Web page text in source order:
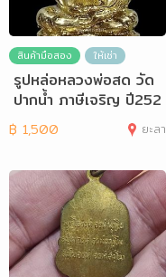
สินค้ามือสอง ให้เช่า
รูปหล่อหลวงพ่อสด วัด
ปากน้ำ ภาษีเจริญ ปี252
6
฿ 1,500 ยะลา